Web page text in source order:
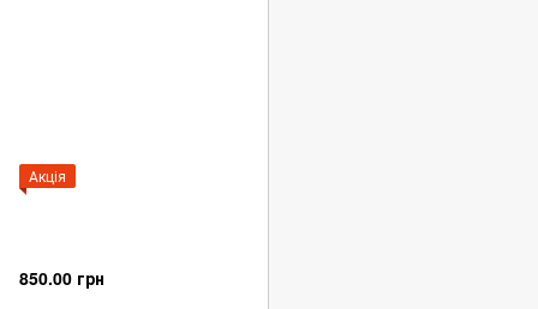
Акція
850.00 грн